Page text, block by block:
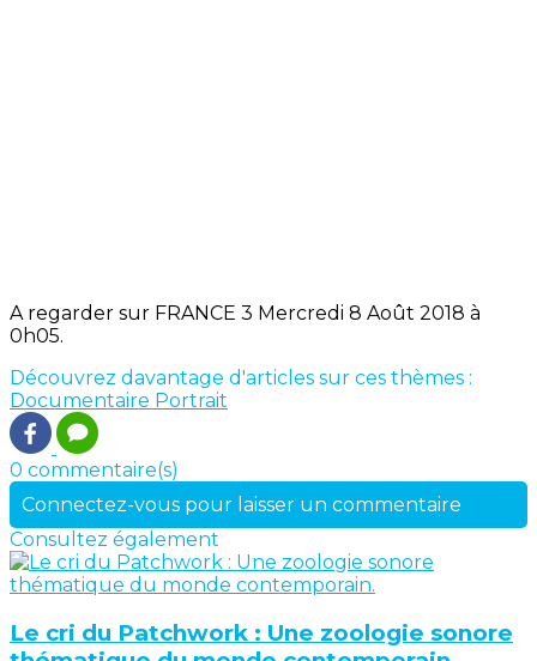
A regarder sur FRANCE 3 Mercredi 8 Août 2018 à
0h05.
Découvrez davantage d'articles sur ces thèmes :
Documentaire Portrait
0 commentaire(s)
Connectez-vous pour laisser un commentaire
Consultez également
Le cri du Patchwork : Une zoologie sonore